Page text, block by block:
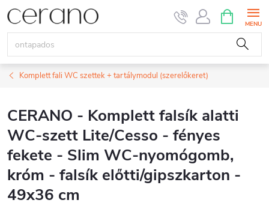
Ugrás
tartalomhoz
KOSÁR
Komplett fali WC szettek + tartálymodul (szerelőkeret)
CERANO - Komplett falsík alatti
WC-szett Lite/Cesso - fényes
fekete - Slim WC-nyomógomb,
króm - falsík előtti/gipszkarton -
49x36 cm